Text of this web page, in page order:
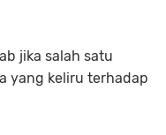
jika salah satu
yang keliru terhadap